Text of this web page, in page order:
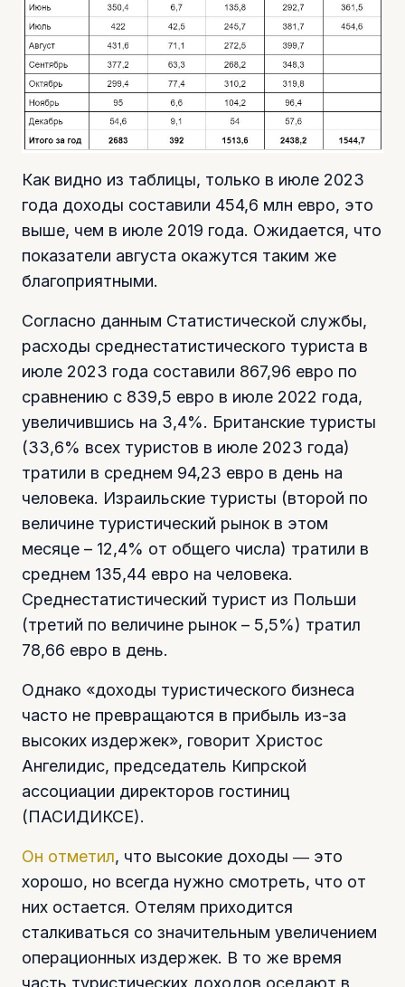
Как видно из таблицы, только в июле 2023
года доходы составили 454,6 млн евро, это
выше, чем в июле 2019 года. Ожидается, что
показатели августа окажутся таким же
благоприятными.
Согласно данным Статистической службы,
расходы среднестатистического туриста в
июле 2023 года составили 867,96 евро по
сравнению с 839,5 евро в июле 2022 года,
увеличившись на 3,4%. Британские туристы
(33,6% всех туристов в июле 2023 года)
тратили в среднем 94,23 евро в день на
человека. Израильские туристы (второй по
величине туристический рынок в этом
месяце – 12,4% от общего числа) тратили в
среднем 135,44 евро на человека.
Среднестатистический турист из Польши
(третий по величине рынок – 5,5%) тратил
78,66 евро в день.
Однако «доходы туристического бизнеса
часто не превращаются в прибыль из-за
высоких издержек», говорит Христос
Ангелидис, председатель Кипрской
ассоциации директоров гостиниц
(ПАСИДИКСЕ).
Он отметил, что высокие доходы ― это
хорошо, но всегда нужно смотреть, что от
них остается. Отелям приходится
сталкиваться со значительным увеличением
операционных издержек. В то же время